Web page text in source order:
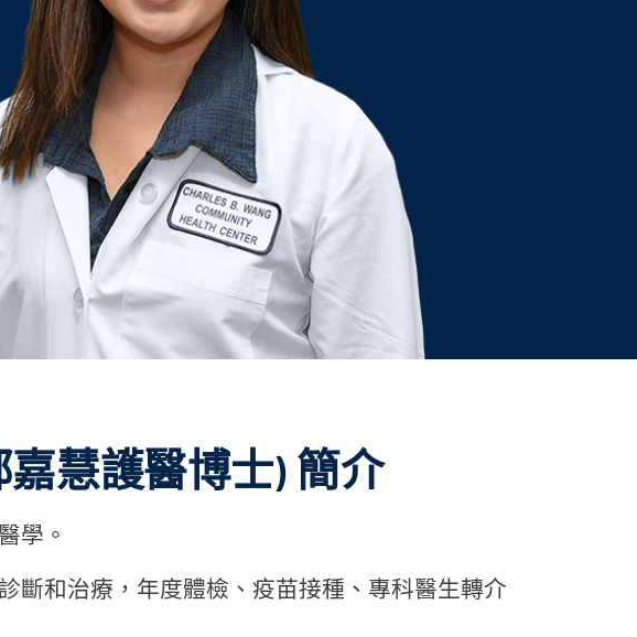
嘉慧護醫博士) 簡介
學。
斷和治療，年度體檢、疫苗接種、專科醫生轉介